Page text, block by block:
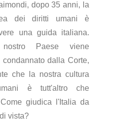
dopo 35 anni, la
dei diritti umani è
una guida italiana.
Paese viene
condannato dalla Corte,
che la nostra cultura
è tutt'altro che
giudica l'Italia da
vista?